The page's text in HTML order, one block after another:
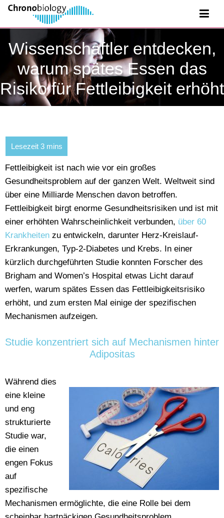
Wissenschaftler entdecken,
warum spätes Essen das
Risiko für Fettleibigkeit erhöht
Fettleibigkeit ist nach wie vor ein großes
Gesundheitsproblem auf der ganzen Welt. Weltweit sind
über eine Milliarde Menschen davon betroffen.
Fettleibigkeit birgt enorme Gesundheitsrisiken und ist mit
einer erhöhten Wahrscheinlichkeit verbunden, über 60
Krankheiten zu entwickeln, darunter Herz-Kreislauf-
Erkrankungen, Typ-2-Diabetes und Krebs. In einer
kürzlich durchgeführten Studie konnten Forscher des
Brigham and Women’s Hospital etwas Licht darauf
werfen, warum spätes Essen das Fettleibigkeitsrisiko
erhöht, und zum ersten Mal einige der spezifischen
Mechanismen aufzeigen.
Studie konzentriert sich auf Mechanismen hinter
Adipositas
Während dies
eine kleine
und eng
strukturierte
Studie war,
die einen
engen Fokus
auf
spezifische
Mechanismen ermöglichte, die eine Rolle bei dem